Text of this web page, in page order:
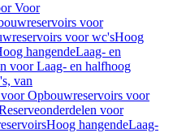
Voor
voor
voor wc'sHoog
hangendeLaag- en
voor Laag- en halfhoog
van
Opbouwreservoirs voor
voor
Hoog hangendeLaag-